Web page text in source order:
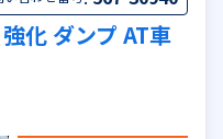
化 ダンプ AT車